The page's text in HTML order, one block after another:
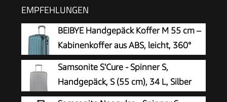
EMPFEHLUNGEN
BEIBYE Handgepäck Koffer M 55 cm –
Kabinenkoffer aus ABS, leicht, 360°
Doppelrollen, Reisekoffer für
Kurzreisen, Dunkelgruen
Samsonite S'Cure - Spinner S,
Handgepäck, S (55 cm), 34 L, Silber
(Silver)